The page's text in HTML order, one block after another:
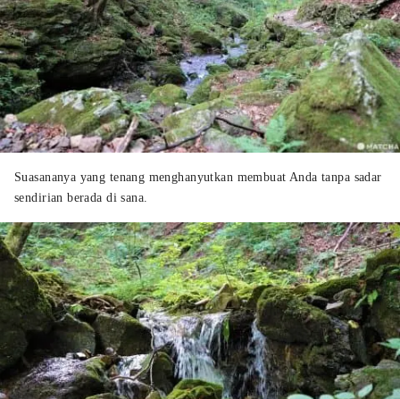
Suasananya yang tenang menghanyutkan membuat Anda tanpa sadar
sendirian berada di sana.